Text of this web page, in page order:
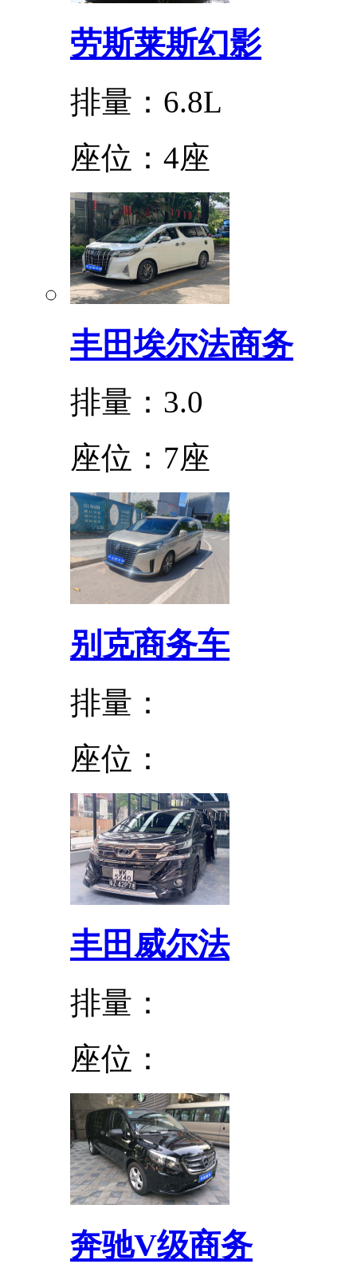
劳斯莱斯幻影
排量：6.8L
座位：4座
丰田埃尔法商务
排量：3.0
座位：7座
别克商务车
排量：
座位：
丰田威尔法
排量：
座位：
奔驰V级商务